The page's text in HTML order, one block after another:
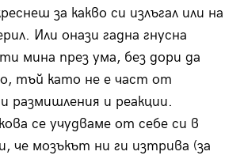
за какво си излъгал или на
Или онази гадна гнусна
мина през ума, без дори да
тъй като не е част от
размишления и реакции.
се учудваме от себе си в
че мозъкът ни ги изтрива (за